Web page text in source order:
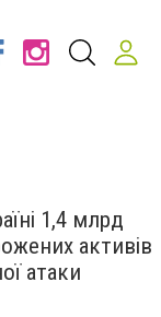
1,4 млрд
активів
атаки